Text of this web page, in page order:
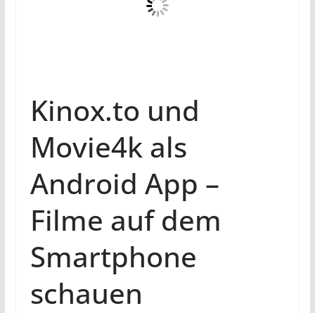
Kinox.to und
Movie4k als
Android App –
Filme auf dem
Smartphone
schauen